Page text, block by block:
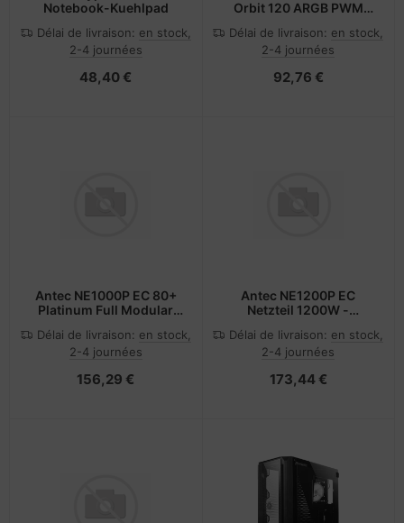
Notebook-Kuehlpad
Délai de livraison: en stock,
2-4 journées
48,40 €
Orbit 120 ARGB PWM
Délai de livraison: en stock,
2-4 journées
92,76 €
Antec NE1000P EC 80+
Platinum Full Modular
Netzteil
Délai de livraison: en stock,
2-4 journées
156,29 €
Antec NE1200P EC
Netzteil 1200W -
Délai de livraison: en stock,
2-4 journées
173,44 €